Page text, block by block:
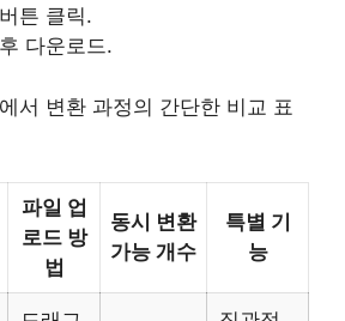
튼 클릭.
다운로드.
서 변환 과정의 간단한 비교 표
파일 업
로드 방
법
동시 변환
가능 개수
특별 기
능